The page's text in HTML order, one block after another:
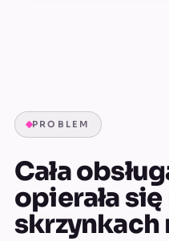
PROBLEM
Cała
opierała się